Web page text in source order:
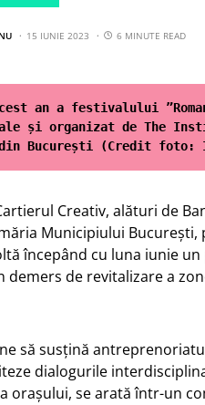
15 IUNIE 2023 6 MINUTE READ
an a festivalului
și organizat de The
București (Credit foto:
Creativ, alături de
Municipiului București,
începând cu luna iunie
demers de revitalizare a
să susțină
dialogurile
orașului, se arată într-un